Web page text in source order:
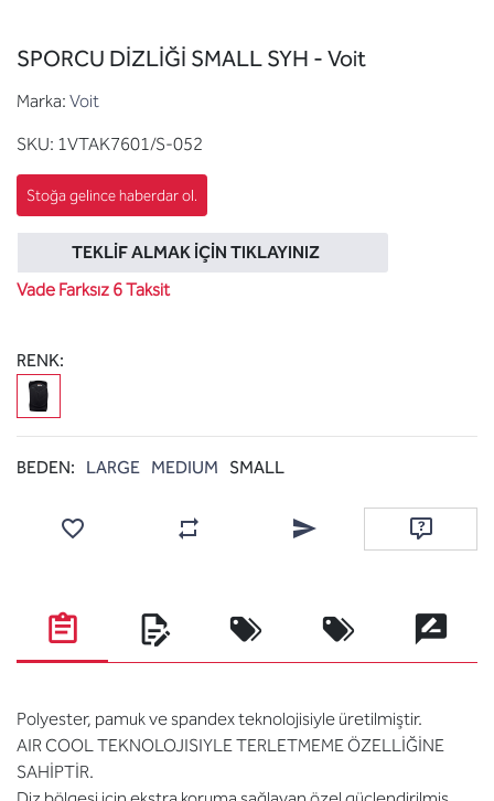
SPORCU DİZLİĞİ SMALL SYH - Voit
Marka: Voit
SKU: 1VTAK7601/S-052
TEKLIF ALMAK İÇIN TIKLAYINIZ
Vade Farksız 6 Taksit
RENK:
BEDEN: LARGE MEDIUM SMALL
Karşılaştırma listesine ekleArkadaşına e-posta ile
Soru sor
Polyester, pamuk ve spandex teknolojisiyle üretilmiştir.
AIR COOL TEKNOLOJISIYLE TERLETMEME ÖZELLİĞİNE
SAHİPTİR.